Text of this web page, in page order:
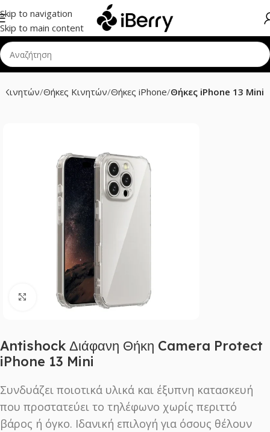
Skip to navigation
Skip to main content
Κινητών Θήκες Κινητών Θήκες iPhone Θήκες iPhone 13 Mini
Click to enlarge
Antishock Διάφανη Θήκη Camera Protect
iPhone 13 Mini
Συνδυάζει ποιοτικά υλικά και έξυπνη κατασκευή
που προστατεύει το τηλέφωνο χωρίς περιττό
βάρος ή όγκο. Ιδανική επιλογή για όσους θέλουν